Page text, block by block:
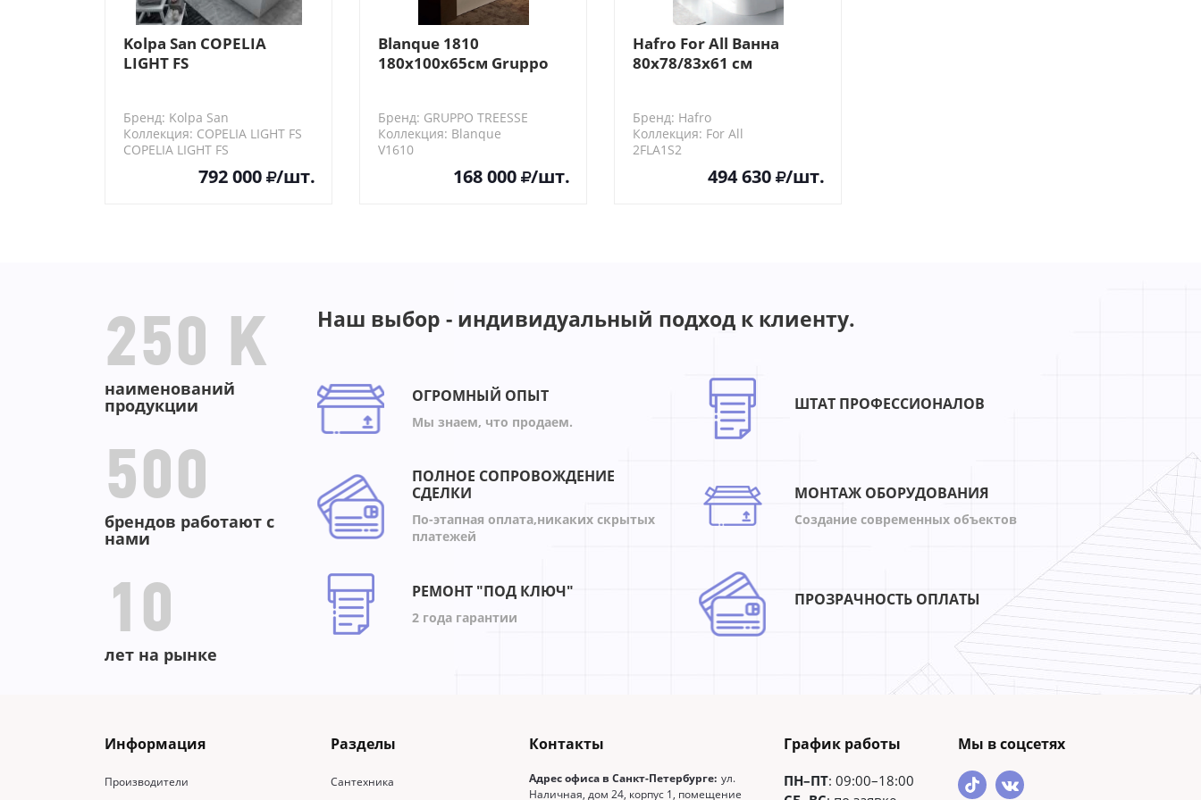
Kolpa San COPELIA
LIGHT FS
Бренд: Kolpa San
Коллекция: COPELIA LIGHT FS
COPELIA LIGHT FS
792 000 /шт.
Blanque 1810
180x100x65см Gruppo
гидромассажа,
комплектация VIN, VTL
Бренд: GRUPPO TREESSE
Коллекция: Blanque
V1610
168 000 /шт.
Hafro For All Ванна
80х78/83х61 см
Бренд: Hafro
Коллекция: For All
2FLA1S2
494 630 /шт.
250 K
наименований
продукции
500
брендов работают с
нами
10
лет на рынке
Наш выбор - индивидуальный подход к клиенту.
ОГРОМНЫЙ ОПЫТ
Мы знаем, что продаем.
ШТАТ ПРОФЕССИОНАЛОВ
ПОЛНОЕ СОПРОВОЖДЕНИЕ
СДЕЛКИ
По-этапная оплата,никаких скрытых
платежей
МОНТАЖ ОБОРУДОВАНИЯ
Создание современных объектов
РЕМОНТ "ПОД КЛЮЧ"
2 года гарантии
ПРОЗРАЧНОСТЬ ОПЛАТЫ
Информация
Производители
Разделы
Сантехника
Контакты
Адрес офиса в Санкт-Петербурге: ул.
Наличная, дом 24, корпус 1, помещение
График работы
ПН–ПТ: 09:00–18:00
Мы в соцсетях